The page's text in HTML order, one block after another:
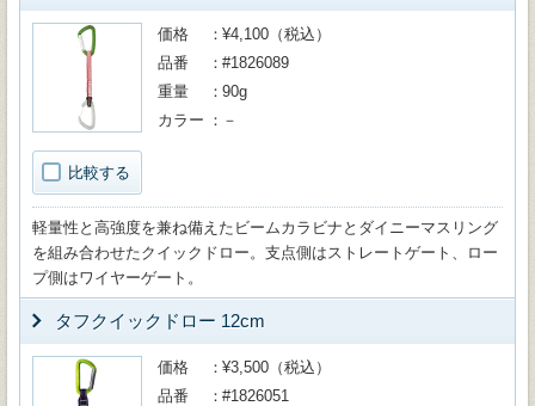
比較する
価格
¥4,100（税込）
品番
#1826089
重量
90g
カラー
－
軽量性と高強度を兼ね備えたビームカラビナとダイニーマスリング
を組み合わせたクイックドロー。支点側はストレートゲート、ロー
プ側はワイヤーゲート。
タフクイックドロー 12cm
価格
¥3,500（税込）
品番
#1826051